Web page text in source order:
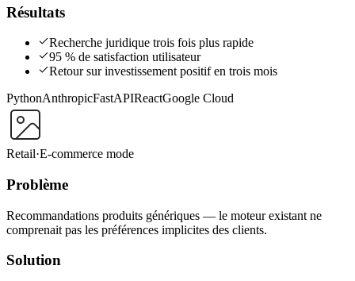
Résultats
Recherche juridique trois fois plus rapide
95 % de satisfaction utilisateur
Retour sur investissement positif en trois mois
PythonAnthropicFastAPIReactGoogle Cloud
Retail·E-commerce mode
Problème
Recommandations produits génériques — le moteur existant ne
comprenait pas les préférences implicites des clients.
Solution